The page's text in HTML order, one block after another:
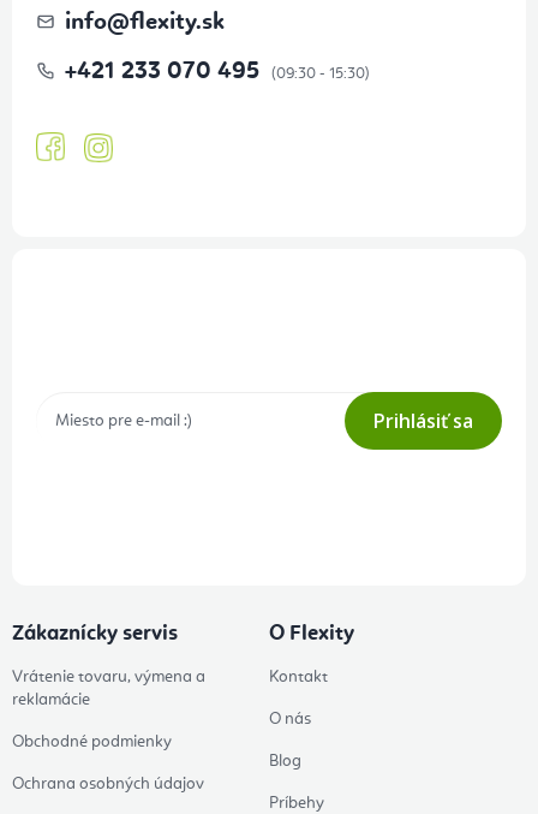
info@flexity.sk
+421 233 070 495
Prihlásiť sa
Zákaznícky servis
Vrátenie tovaru, výmena a
reklamácie
Obchodné podmienky
Ochrana osobných údajov
O Flexity
Kontakt
O nás
Blog
Príbehy